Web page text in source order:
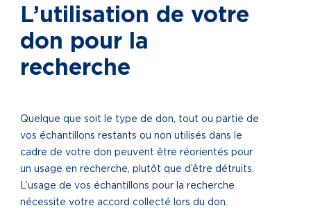
L’utilisation de votre
don pour la
recherche
Quelque que soit le type de don, tout ou partie de
vos échantillons restants ou non utilisés dans le
cadre de votre don peuvent être réorientés pour
un usage en recherche, plutôt que d’être détruits.
L’usage de vos échantillons pour la recherche
nécessite votre accord collecté lors du don.